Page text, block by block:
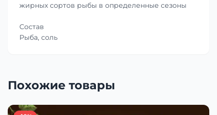
жирных сортов рыбы в определенные сезоны
Состав
Рыба, соль
Похожие товары